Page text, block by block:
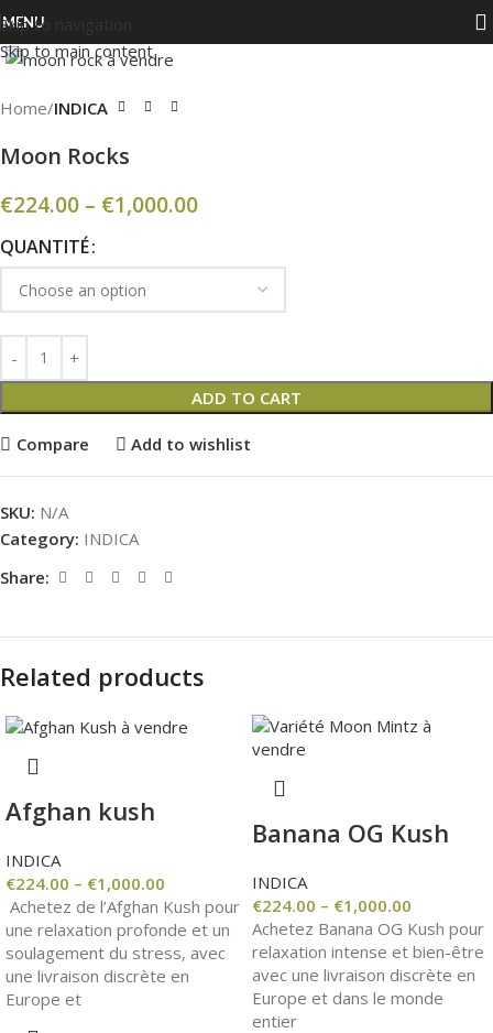
Skip to navigation
Skip to main content
MENU
Home INDICA
Moon Rocks
€224.00 – €1,000.00
QUANTITÉ
ADD TO CART
Compare Add to wishlist
SKU: N/A
Category: INDICA
Share:
Related products
Afghan kush
INDICA
€224.00 – €1,000.00
Achetez de l’Afghan Kush pour
une relaxation profonde et un
soulagement du stress, avec
une livraison discrète en
Europe et
Banana OG Kush
INDICA
€224.00 – €1,000.00
Achetez Banana OG Kush pour
relaxation intense et bien-être
avec une livraison discrète en
Europe et dans le monde
entier